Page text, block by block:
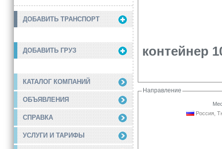
ДОБАВИТЬ ТРАНСПОРТ
ДОБАВИТЬ ГРУЗ
КАТАЛОГ КОМПАНИЙ
ОБЪЯВЛЕНИЯ
СПРАВКА
УСЛУГИ И ТАРИФЫ
контейнер
Направление
Россия,